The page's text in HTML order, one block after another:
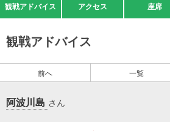
観戦アドバイス アクセス 座席
観戦アドバイス
前へ 一覧
阿波川島 さん